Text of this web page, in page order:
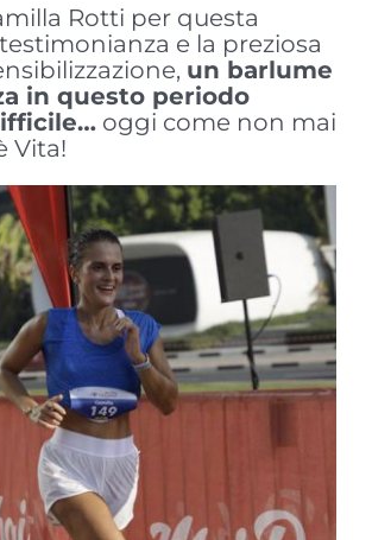
Rotti per questa
e la preziosa
un barlume
in questo periodo
oggi come non mai
Vita!